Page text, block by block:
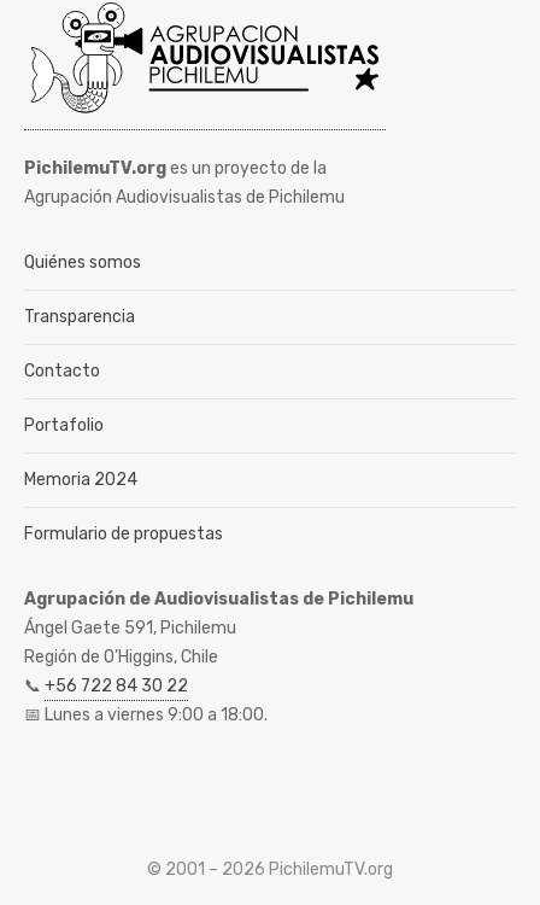
PichilemuTV.orges un proyecto de la
Agrupación Audiovisualistas de Pichilemu
Quiénes somos
Transparencia
Contacto
Portafolio
Memoria 2024
Formulario de propuestas
Agrupación de Audiovisualistas de Pichilemu
Ángel Gaete 591, Pichilemu
Región de O’Higgins, Chile
📞 +56 722 84 30 22
📅 Lunes a viernes 9:00 a 18:00.
© 2001 – 2026 PichilemuTV.org